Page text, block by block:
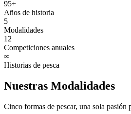
95+
Años de historia
5
Modalidades
12
Competiciones anuales
∞
Historias de pesca
Nuestras Modalidades
Cinco formas de pescar, una sola pasión